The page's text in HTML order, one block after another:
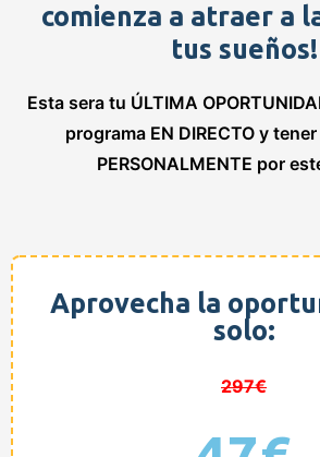
comienza a atraer a
tus sueños!
Esta sera tu ÚLTIMA
programa EN DIRECTO y
PERSONALMENTE por
Aprovecha la
solo:
297€